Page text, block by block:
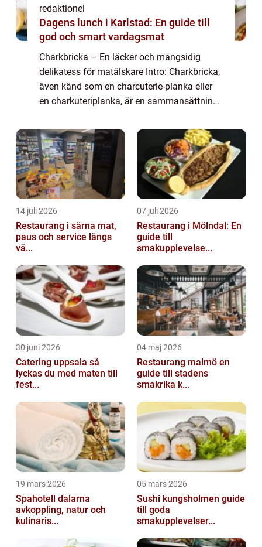
redaktionel
Dagens lunch i Karlstad: En guide till
god och smart vardagsmat
Charkbricka – En läcker och mångsidig
delikatess för matälskare Intro: Charkbricka,
även känd som en charcuterie-planka eller
en charkuteriplanka, är en sammansättning
Denna aptitretare har på senare t...
14 juli 2026
Restaurang i särna mat,
paus och service längs
vä...
07 juli 2026
Restaurang i Mölndal: En
guide till
smakupplevelse...
30 juni 2026
Catering uppsala så
lyckas du med maten till
fest...
04 maj 2026
Restaurang malmö en
guide till stadens
smakrika k...
19 mars 2026
Spahotell dalarna
avkoppling, natur och
kulinaris...
05 mars 2026
Sushi kungsholmen guide
till goda
smakupplevelser...